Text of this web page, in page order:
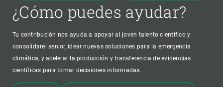
¿Cómo puedes ayudar?
Tu contribución nos ayuda a apoyar al joven talento científico y
consolidarel senior, idear nuevas soluciones para la emergencia
climática, y acelerar la producción y transferencia de evidencias
científicas para tomar decisiones informadas.